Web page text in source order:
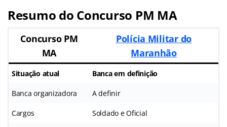
Resumo do Concurso PM MA
Concurso PM
MA
Polícia Militar do
Maranhão
Situação atual Banca em definição
Banca organizadora A definir
Cargos Soldado e Oficial